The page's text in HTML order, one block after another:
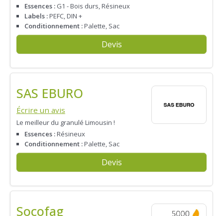
Essences : G1 - Bois durs, Résineux
Labels :PEFC, DIN +
Conditionnement :Palette, Sac
Devis
SAS EBURO
Écrire un avis
Le meilleur du granulé Limousin !
Essences :Résineux
Conditionnement :Palette, Sac
Devis
Socofag